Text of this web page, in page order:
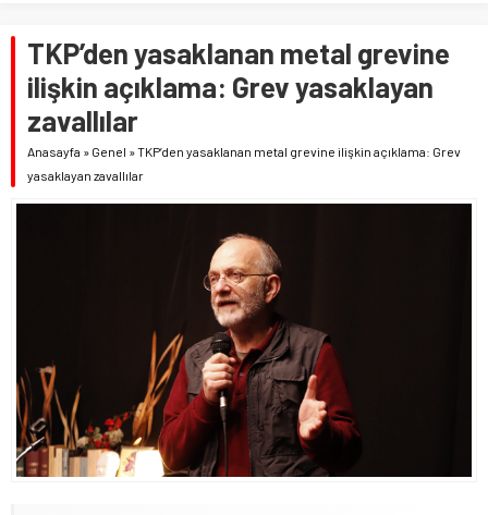
TKP’den yasaklanan metal grevine
ilişkin açıklama: Grev yasaklayan
zavallılar
Anasayfa » Genel »TKP’den yasaklanan metal grevine ilişkin açıklama: Grev
yasaklayan zavallılar